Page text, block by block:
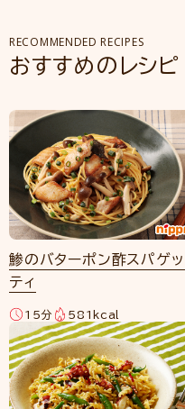
RECOMMENDED RECIPES
おすすめのレシピ
鯵のバターポン酢スパゲッ
ティ
15分 581kcal